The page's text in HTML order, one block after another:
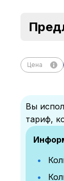
Цена
Вы
тариф,